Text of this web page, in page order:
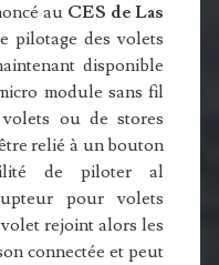
au CES de Las
pilotage des volets
disponible
module sans fil
ou de stores
relié à un bouton
de piloter al
pour volets
rejoint alors les
connectée et peut